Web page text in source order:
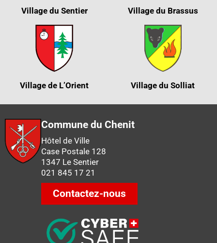
Village du Sentier Village du Brassus
Village de L’Orient Village du Solliat
Commune du Chenit
Hôtel de Ville
Case Postale 128
1347 Le Sentier
021 845 17 21
Contactez-nous